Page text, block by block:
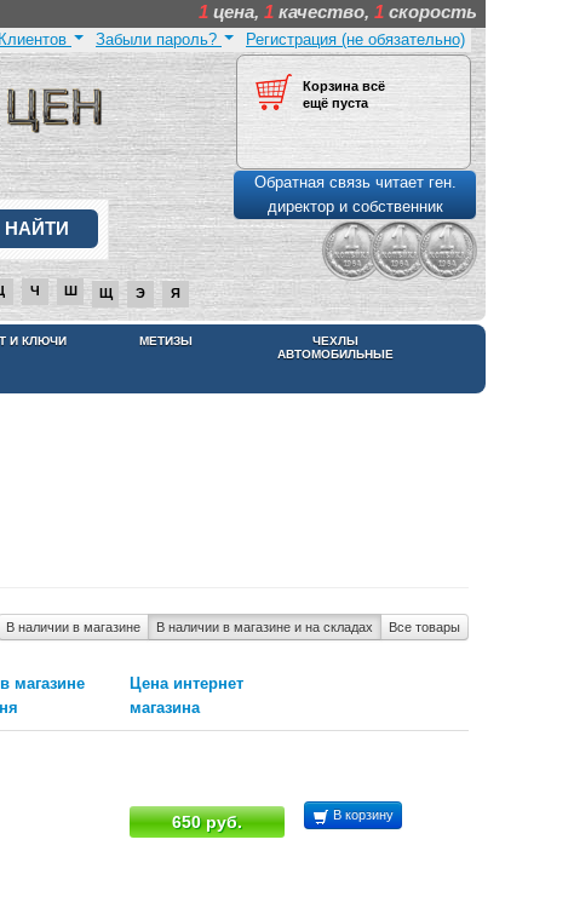
1 цена, 1 качество, 1 скорость
Регистрация (не обязательно)
Забыли пароль?
Корзина всё
ещё пуста
Обратная связь читает ген.
директор и собственник
Ч Ш Щ Э Я
И КЛЮЧИ МЕТИЗЫ
ЧЕХЛЫ
АВТОМОБИЛЬНЫЕ
В наличии в магазине В наличии в магазине и на складах Все товары
магазине
Цена интернет
магазина
650 руб. В корзину